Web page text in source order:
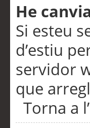
He
Si esteu
d’estiu
servidor
que
Torna a